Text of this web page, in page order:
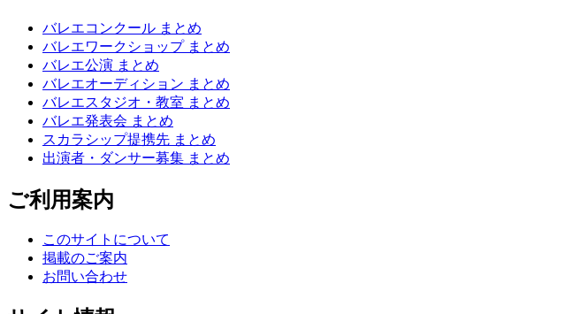
バレエコンクール まとめ
バレエワークショップ まとめ
バレエ公演 まとめ
バレエオーディション まとめ
バレエスタジオ・教室 まとめ
バレエ発表会 まとめ
スカラシップ提携先 まとめ
出演者・ダンサー募集 まとめ
ご利用案内
このサイトについて
掲載のご案内
お問い合わせ